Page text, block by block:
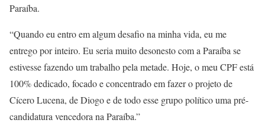
Paraíba.
“Quando eu entro em algum desafio na minha vida, eu me
entrego por inteiro. Eu seria muito desonesto com a Paraíba se
estivesse fazendo um trabalho pela metade. Hoje, o meu CPF está
100% dedicado, focado e concentrado em fazer o projeto de
Cícero Lucena, de Diogo e de todo esse grupo político uma pré-
candidatura vencedora na Paraíba.”